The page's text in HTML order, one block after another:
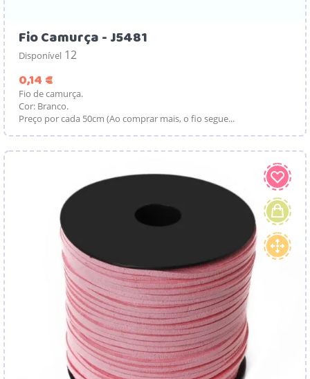
Fio Camurça - J5481
Disponível 12
0,14 €
Fio de camurça.
Cor: Branco.
Preço por cada 50cm (Ao comprar mais, o fio segue...